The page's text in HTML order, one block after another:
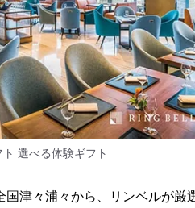
選べる体験ギフト
津々浦々から、リンベルが厳